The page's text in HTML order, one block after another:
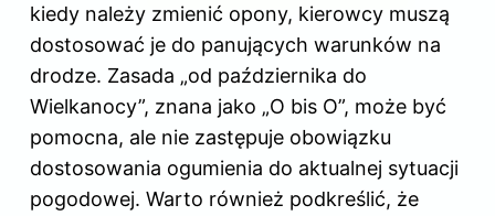
kiedy należy zmienić opony, kierowcy muszą
dostosować je do panujących warunków na
drodze. Zasada „od października do
Wielkanocy”, znana jako „O bis O”, może być
pomocna, ale nie zastępuje obowiązku
dostosowania ogumienia do aktualnej sytuacji
pogodowej. Warto również podkreślić, że